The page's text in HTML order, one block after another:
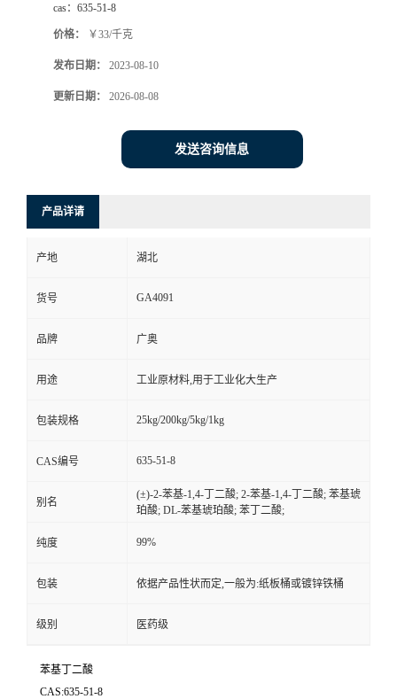
cas： 635-51-8
价格： ￥33/千克
发布日期： 2023-08-10
更新日期： 2026-08-08
发送咨询信息
产品详请
产地 湖北
货号 GA4091
品牌 广奥
用途 工业原材料,用于工业化大生产
包装规格 25kg/200kg/5kg/1kg
CAS编号 635-51-8
别名
(±)-2-苯基-1,4-丁二酸; 2-苯基-1,4-丁二酸; 苯基琥
珀酸; DL-苯基琥珀酸; 苯丁二酸;
纯度 99%
包装 依据产品性状而定,一般为:纸板桶或镀锌铁桶
级别 医药级
苯基丁二酸
CAS:635-51-8